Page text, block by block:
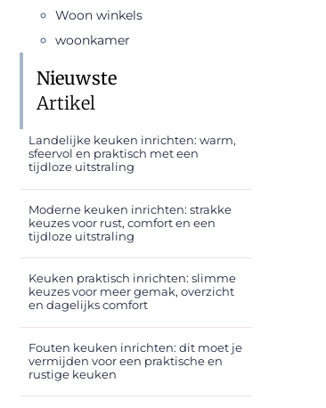
Woon winkels
woonkamer
Nieuwste
Artikel
Landelijke keuken inrichten: warm,
sfeervol en praktisch met een
tijdloze uitstraling
Moderne keuken inrichten: strakke
keuzes voor rust, comfort en een
tijdloze uitstraling
Keuken praktisch inrichten: slimme
keuzes voor meer gemak, overzicht
en dagelijks comfort
Fouten keuken inrichten: dit moet je
vermijden voor een praktische en
rustige keuken